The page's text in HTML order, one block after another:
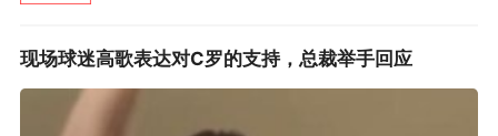
现场球迷高歌表达对C罗的支持，总裁举手回应